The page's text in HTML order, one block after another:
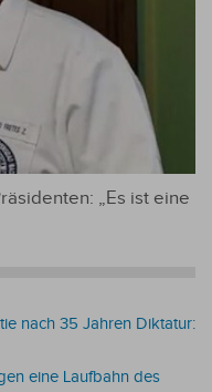
„Es ist eine
nach 35 Jahren Diktatur:
eine Laufbahn des